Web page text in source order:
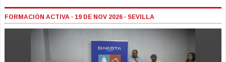
FORMACIÓN ACTIVA · 19 DE NOV 2026 · SEVILLA